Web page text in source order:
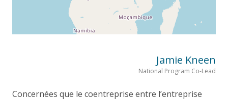
Jamie Kneen
National Program Co-Lead
Concernées que le coentreprise entre l’entreprise